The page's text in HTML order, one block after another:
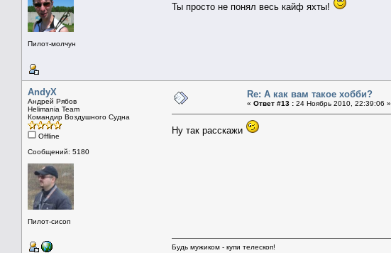
Пилот-молчун
Ты просто не понял весь кайф яхты!
AndyX
Андрей Рябов
Helimania Team
Командир Воздушного Судна
Offline
Сообщений: 5180
Пилот-сисоп
Re: А как вам такое хобби?
« Ответ #13 : 24 Ноябрь 2010, 22:39:06 »
Ну так расскажи
Будь мужиком - купи телескоп!